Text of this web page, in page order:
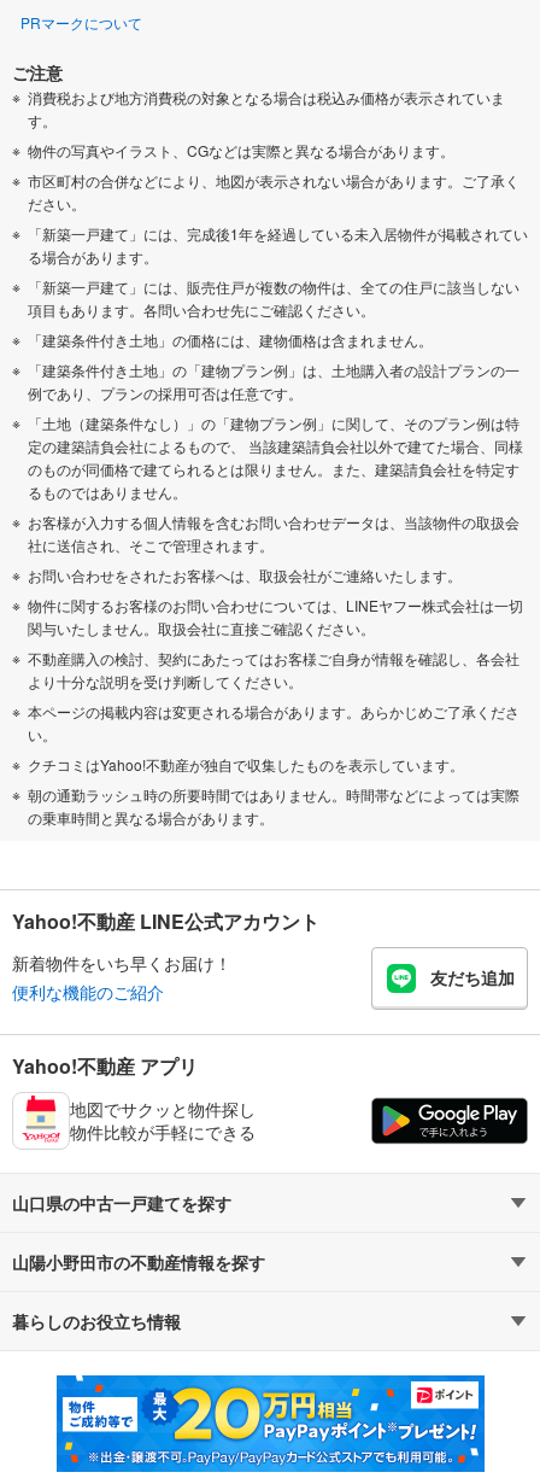
PRマークについて
ご注意
消費税および地方消費税の対象となる場合は税込み価格が表示されていま
す。
物件の写真やイラスト、CGなどは実際と異なる場合があります。
市区町村の合併などにより、地図が表示されない場合があります。ご了承く
ださい。
「新築一戸建て」には、完成後1年を経過している未入居物件が掲載されてい
る場合があります。
「新築一戸建て」には、販売住戸が複数の物件は、全ての住戸に該当しない
項目もあります。各問い合わせ先にご確認ください。
「建築条件付き土地」の価格には、建物価格は含まれません。
「建築条件付き土地」の「建物プラン例」は、土地購入者の設計プランの一
例であり、プランの採用可否は任意です。
「土地（建築条件なし）」の「建物プラン例」に関して、そのプラン例は特
定の建築請負会社によるもので、 当該建築請負会社以外で建てた場合、同様
のものが同価格で建てられるとは限りません。また、建築請負会社を特定す
るものではありません。
お客様が入力する個人情報を含むお問い合わせデータは、当該物件の取扱会
社に送信され、そこで管理されます。
お問い合わせをされたお客様へは、取扱会社がご連絡いたします。
物件に関するお客様のお問い合わせについては、LINEヤフー株式会社は一切
関与いたしません。取扱会社に直接ご確認ください。
不動産購入の検討、契約にあたってはお客様ご自身が情報を確認し、各会社
より十分な説明を受け判断してください。
本ページの掲載内容は変更される場合があります。あらかじめご了承くださ
い。
クチコミはYahoo!不動産が独自で収集したものを表示しています。
朝の通勤ラッシュ時の所要時間ではありません。時間帯などによっては実際
の乗車時間と異なる場合があります。
Yahoo!不動産 LINE公式アカウント
新着物件をいち早くお届け！
便利な機能のご紹介
友だち追加
Yahoo!不動産 アプリ
地図でサクッと物件探し
物件比較が手軽にできる
山口県の中古一戸建てを探す
路線・駅から探す
通勤・通学時間から探す
山陽小野田市の不動産情報を探す
不動産・住宅
新築マンション 中古マンション
新築一戸建て 中古一戸建て
暮らしのお役立ち情報
マンションカタログ 教えて！住まいの先生